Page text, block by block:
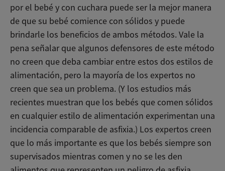
por el bebé y con cuchara puede ser la mejor manera
de que su bebé comience con sólidos y puede
brindarle los beneficios de ambos métodos. Vale la
pena señalar que algunos defensores de este método
no creen que deba cambiar entre estos dos estilos de
alimentación, pero la mayoría de los expertos no
creen que sea un problema. (Y los estudios más
recientes muestran que los bebés que comen sólidos
en cualquier estilo de alimentación experimentan una
incidencia comparable de asfixia.) Los expertos creen
que lo más importante es que los bebés siempre son
supervisados mientras comen y no se les den